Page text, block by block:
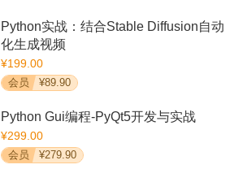
Python实战：结合Stable Diffusion自动
化生成视频
¥199.00
会员 ¥89.90
Python Gui编程-PyQt5开发与实战
¥299.00
会员 ¥279.90